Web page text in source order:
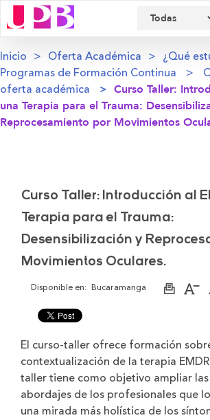
Inicio Oferta Académica
¿Qué
Programas de Formación Continua
oferta académica
Curso Taller:
una Terapia para el Trauma:
Reprocesamiento por Movimientos
Curso Taller: Introducción al
Terapia para el Trauma:
Desensibilización y
Movimientos Oculares.
Disponible en: Bucaramanga
El curso-taller ofrece formación
contextualización de la terapia
taller tiene como objetivo ampliar
abordajes de los profesionales que
una mirada más holística de los